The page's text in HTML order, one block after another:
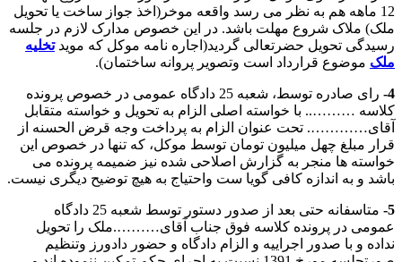
12 ماهه هم به نظر می رسد واقعه موخر(اخذ جواز ساخت یا تحویل
ملک) ملاک شروع مهلت باشد. در این خصوص مدارک لازم در جلسه
رسیدگی تحویل حضرتعالی گردید(اجاره نامه موکل که مویدتخلیه
ملک موضوع قرارداد است وتصویر پروانه ساختمان).
4-
رای صادره توسط، شعبه 25 دادگاه عمومی در خصوص پرونده
کلاسه ……….. با خواسته اصلی الزام به تحویل و خواسته متقابل
آقای…………. تحت عنوان الزام به پرداخت وجه قرض الحسنه از
قرار مبلغ چهل میلیون تومان توسط موکل، که تنها در خصوص این
خواسته ها منجر به گزارش اصلاحی شده نیز ضمیمه پرونده می
باشد و به اندازه کافی گویا ست واحتیاج به هیچ توضیح دیگری نیست.
5-
متاسفانه حتی بعد از صدور دستور توسط شعبه 25 دادگاه
عمومی در پرونده کلاسه فوق جناب آقای……….ملک را تحویل
نداده و با صدور اجراییه و الزام دادگاه و حضور دادورز وتنظیم